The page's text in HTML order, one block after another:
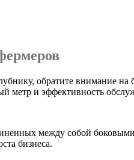
обратите внимание
метр и эффективность
между собой
бизнеса.